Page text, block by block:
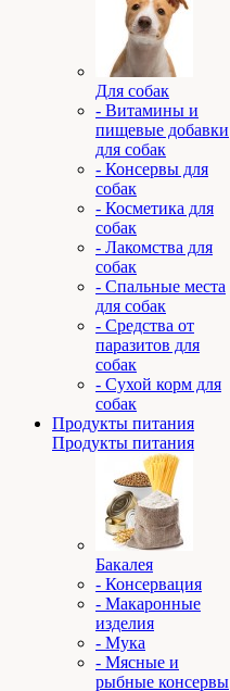
Для собак
- Витамины и
пищевые добавки
для собак
- Консервы для
собак
- Косметика для
собак
- Лакомства для
собак
- Спальные места
для собак
- Средства от
паразитов для
собак
- Сухой корм для
собак
Продукты питания
Продукты питания
Бакалея
- Консервация
- Макаронные
изделия
- Мука
- Мясные и
рыбные консервы